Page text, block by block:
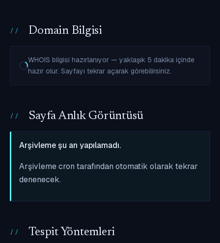
Domain Bilgisi
WHOIS bilgisi hazırlanıyor — yaklaşık 5 dakika içinde
hazır olur. Sayfayı tekrar açarak görebilirsiniz.
Sayfa Anlık Görüntüsü
Arşivleme şu an yapılamadı.
Arşivleme cron tarafından otomatik olarak tekrar
denenecek.
Tespit Yöntemleri